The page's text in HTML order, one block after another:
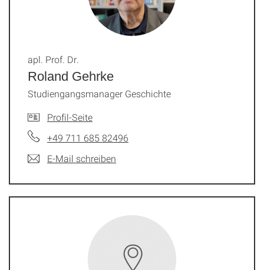
Roland Gehrke
apl. Prof. Dr.
Studiengangsmanager Geschichte
Profil-Seite
+49 711 685 82496
E-Mail schreiben